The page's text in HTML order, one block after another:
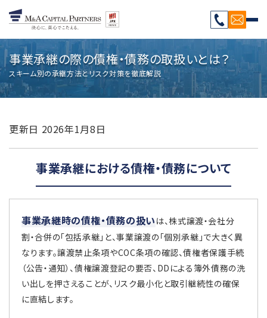
事業承継の際の債権・債務の取扱いとは？
スキーム別の承継方法とリスク対策を徹底解説
更新日 2026年1月8日
事業承継における債権・債務について
事業承継時の債権・債務の扱いは、株式譲渡・会社分
割・合併の「包括承継」と、事業譲渡の「個別承継」で大きく異
なります。譲渡禁止条項やCOC条項の確認、債権者保護手続
（公告・通知）、債権譲渡登記の要否、DDによる簿外債務の洗
い出しを押さえることが、リスク最小化と取引継続性の確保
に直結します。